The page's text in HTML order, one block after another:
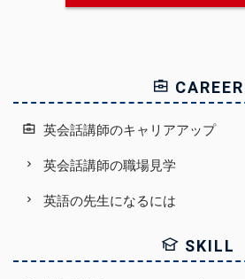
CAREER
英会話講師のキャリアアップ
英会話講師の職場見学
英語の先生になるには
SKILL